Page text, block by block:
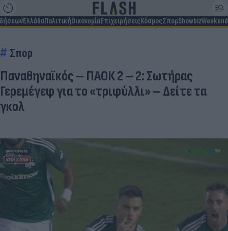
ΕλλάδαΠολιτικήΟικονομίαΕπιχειρήσειςΚόσμοςΣπορShowbizWeekend
Σπορ
Παναθηναϊκός – ΠΑΟΚ 2 – 2: Σωτήρας
Γερεμέγεφ για το «τριφύλλι» – Δείτε τα
γκολ